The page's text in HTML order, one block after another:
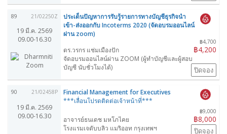
89 21/02250Z
19 มี.ค. 2569
09.00-16.30
ประเด็นปัญหาการรับรู้รายการทางบัญชีธุรกิจนำ
เข้า-ส่งออกกับ Incoterms 2020 (จัดอบรมออนไลน์
ผ่าน zoom)
฿4,700
฿4,200
ดร.วรกร แช่มเมืองปัก
จัดอบรมออนไลน์ผ่าน ZOOM (ผู้ทำบัญชีและผู้สอบ
บัญชี นับชั่วโมงได้)
ปิดจอง
90 21/02458P
19 มี.ค. 2569
09.00-16.30
Financial Management for Executives
***เลื่อนโปรดติดต่อเจ้าหน้าที่***
฿9,000
฿8,000
อาจารย์ธนเดช มหโภไคย
โรงแรมเจดับบลิว แมริออท กรุงเทพฯ
ปิดจอง